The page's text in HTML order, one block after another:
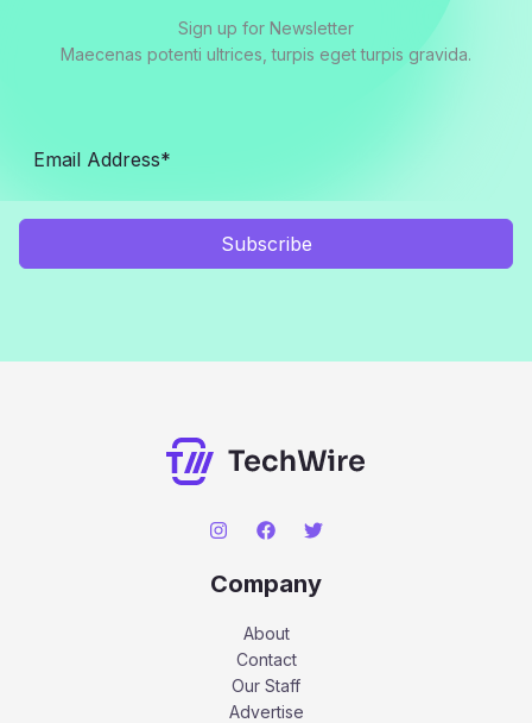
Sign up for Newsletter
Maecenas potenti ultrices, turpis eget turpis gravida.
Subscribe
Company
About
Contact
Our Staff
Advertise